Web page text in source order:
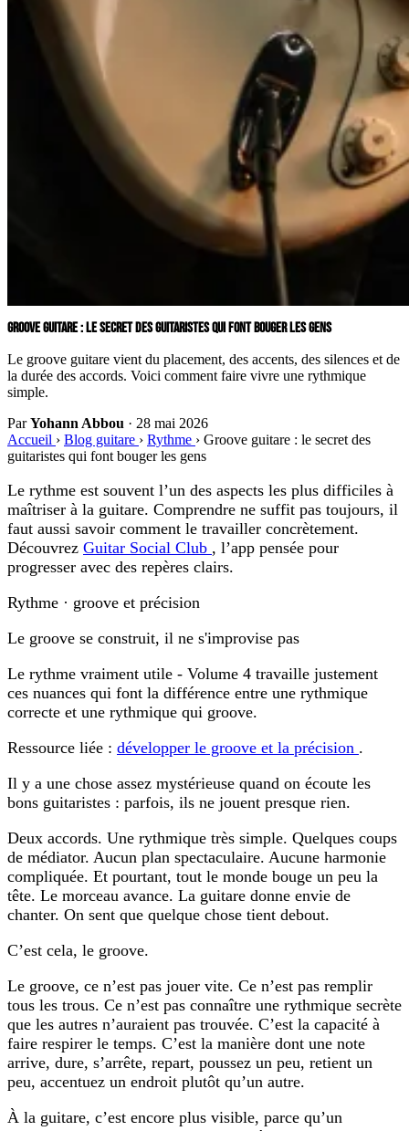
GROOVE GUITARE : LE SECRET DES GUITARISTES QUI FONT BOUGER LES GENS
Le groove guitare vient du placement, des accents, des silences et de
la durée des accords. Voici comment faire vivre une rythmique
simple.
ParYohann Abbou · 28 mai 2026
Accueil › Blog guitare › Rythme › Groove guitare : le secret des
guitaristes qui font bouger les gens
Le rythme est souvent l’un des aspects les plus difficiles à
maîtriser à la guitare. Comprendre ne suffit pas toujours, il
faut aussi savoir comment le travailler concrètement.
Découvrez Guitar Social Club , l’app pensée pour
progresser avec des repères clairs.
Rythme · groove et précision
Le groove se construit, il ne s'improvise pas
Le rythme vraiment utile - Volume 4 travaille justement
ces nuances qui font la différence entre une rythmique
correcte et une rythmique qui groove.
Ressource liée : développer le groove et la précision .
Il y a une chose assez mystérieuse quand on écoute les
bons guitaristes : parfois, ils ne jouent presque rien.
Deux accords. Une rythmique très simple. Quelques coups
de médiator. Aucun plan spectaculaire. Aucune harmonie
compliquée. Et pourtant, tout le monde bouge un peu la
tête. Le morceau avance. La guitare donne envie de
chanter. On sent que quelque chose tient debout.
C’est cela, le groove.
Le groove, ce n’est pas jouer vite. Ce n’est pas remplir
tous les trous. Ce n’est pas connaître une rythmique secrète
que les autres n’auraient pas trouvée. C’est la capacité à
faire respirer le temps. C’est la manière dont une note
arrive, dure, s’arrête, repart, poussez un peu, retient un
peu, accentuez un endroit plutôt qu’un autre.
À la guitare, c’est encore plus visible, parce qu’un